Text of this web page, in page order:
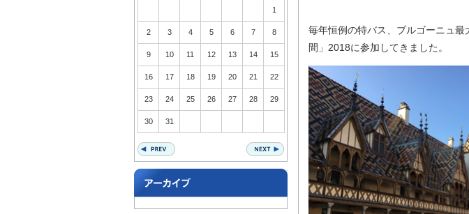
1
2 3 4 5 6 7 8
9 10 11 12 13 14 15
16 17 18 19 20 21 22
23 24 25 26 27 28 29
30 31
毎年恒例の特バス、ブルゴーニュ
間」2018に参加してきました。